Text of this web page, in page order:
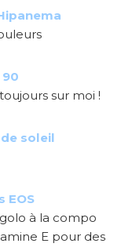
90
sur moi !
soleil
EOS
à la compo
E pour des